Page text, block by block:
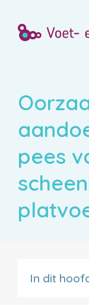
pees
In dit